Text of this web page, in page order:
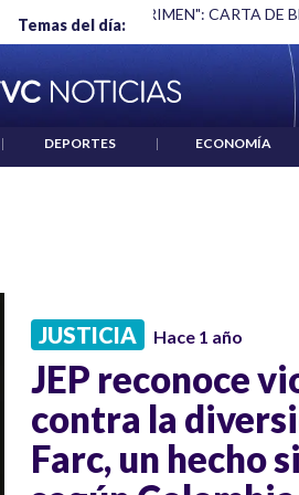
Temas del día:
"HABLAR NO ES UN CRIMEN": CARTA DE
| DEPORTES | ECONOMÍA
JUSTICIA Hace 1 año
JEP reconoce
contra la
Farc, un hecho